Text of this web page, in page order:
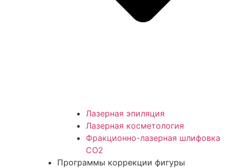
Лазерная эпиляция
Лазерная косметология
Фракционно-лазерная шлифовка
СО2
Программы коррекции фигуры